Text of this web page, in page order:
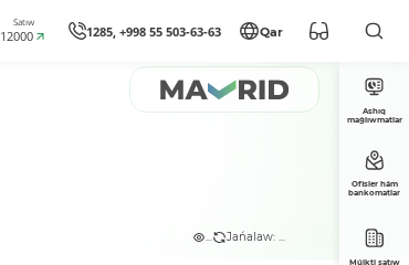
Satıw
12000 1285, +998 55 503-63-63 Qar
... Jańalaw: ...
Ashıq
maǵlıwmatlar
Ofisler hám
bankomatlar
Múlkti satıw